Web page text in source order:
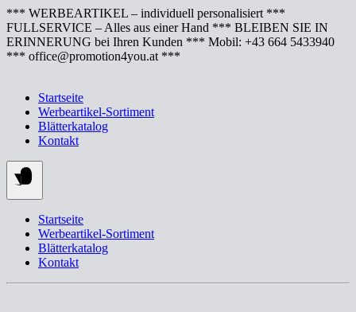
Springe
zum
Inhalt
*** WERBEARTIKEL – individuell personalisiert ***
FULLSERVICE – Alles aus einer Hand *** BLEIBEN SIE IN
ERINNERUNG bei Ihren Kunden *** Mobil: +43 664 5433940
*** office@promotion4you.at ***
Startseite
Werbeartikel-Sortiment
Blätterkatalog
Kontakt
Startseite
Werbeartikel-Sortiment
Blätterkatalog
Kontakt